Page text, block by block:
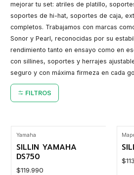
mejorar tu set: atriles de platillo,
soportes de hi-hat, soportes de caja,
completos. Trabajamos con marcas
Sonor y Pearl, reconocidas por su
rendimiento tanto en ensayo como en
con sillines, soportes y herrajes
seguro y con máxima firmeza en cada
FILTROS
Yamaha
SILLIN YAMAHA
DS750
$119.990